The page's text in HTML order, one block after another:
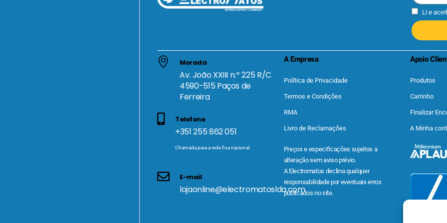
Li e
Morada
Av. João XXIII n.º 225 R/C
4590-515 Paços de
Ferreira
Telefone
+351 255 862 051
Chamada para a rede fixa nacional
E-mail
lojaonline@electromatoslda.com
A Empresa
Política de Privacidade
Termos e Condições
RMA
Livro de Reclamações
Preços e especificações sujeitos a
alteração sem aviso prévio.
A Electromatos declina qualquer
responsabilidade por eventuais erros
publicados no site.
Apoio
Produtos
Carrinho
Finalizar
A Minha